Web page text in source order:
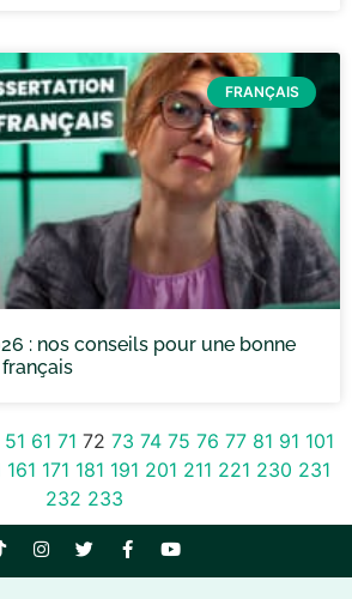
FRANÇAIS
: nos conseils pour une bonne
51 61 71 72 73 74 75 76 77 81 91 101
161 171 181 191 201 211 221 230 231
232 233